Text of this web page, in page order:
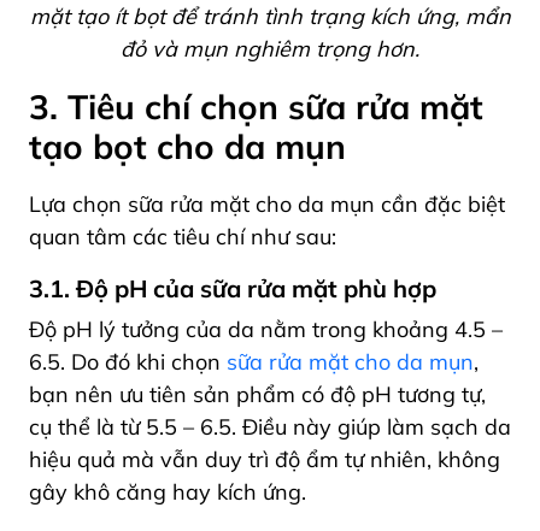
mặt tạo ít bọt để tránh tình trạng kích ứng, mẩn
đỏ và mụn nghiêm trọng hơn.
3. Tiêu chí chọn sữa rửa mặt
tạo bọt cho da mụn
Lựa chọn sữa rửa mặt cho da mụn cần đặc biệt
quan tâm các tiêu chí như sau:
3.1. Độ pH của sữa rửa mặt phù hợp
Độ pH lý tưởng của da nằm trong khoảng 4.5 –
6.5. Do đó khi chọn sữa rửa mặt cho da mụn,
bạn nên ưu tiên sản phẩm có độ pH tương tự,
cụ thể là từ 5.5 – 6.5. Điều này giúp làm sạch da
hiệu quả mà vẫn duy trì độ ẩm tự nhiên, không
gây khô căng hay kích ứng.